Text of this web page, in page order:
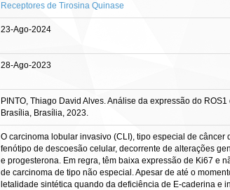
Receptores de Tirosina Quinase
23-Ago-2024
28-Ago-2023
PINTO, Thiago David Alves. Análise da expressão do
Brasília, Brasília, 2023.
O carcinoma lobular invasivo (CLI), tipo especial de
fenótipo de descoesão celular, decorrente de alterações
e progesterona. Em regra, têm baixa expressão de Ki67 e
de carcinoma de tipo não especial. Apesar de até o
letalidade sintética quando da deficiência de E-caderina e